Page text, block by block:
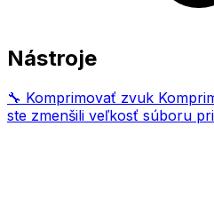
Nástroje
🔧 Komprimovať zvuk
ste zmenšili veľkosť súboru